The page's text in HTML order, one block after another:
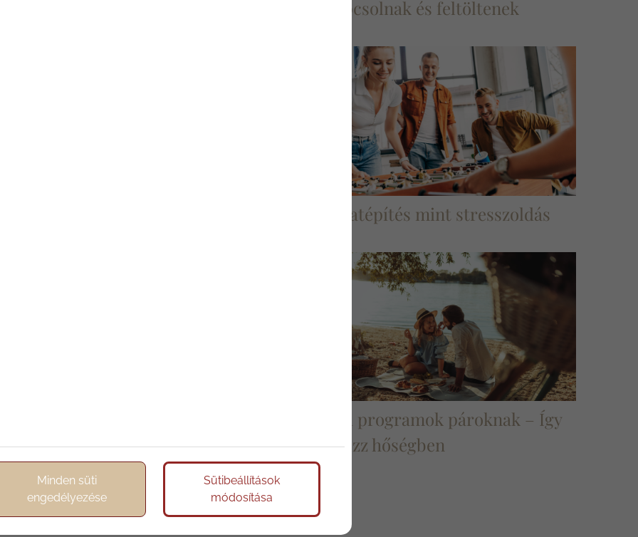
kikapcsolnak és feltöltenek
Csapatépítés mint stresszoldás
Nyári programok pároknak – Így
randizz hőségben
Minden süti
engedélyezése
Sütibeállítások
módosítása